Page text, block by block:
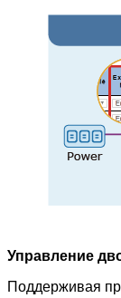
Управление
Поддерживая